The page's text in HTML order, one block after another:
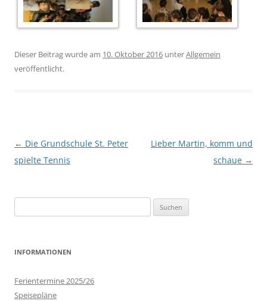
Dieser Beitrag wurde am 10. Oktober 2016 unterAllgemein
veröffentlicht.
Beitrags-
Navigation
← Die Grundschule St. Peter
spielte Tennis
Lieber Martin, komm und
schaue →
nach:
INFORMATIONEN
Ferientermine 2025/26
Speisepläne